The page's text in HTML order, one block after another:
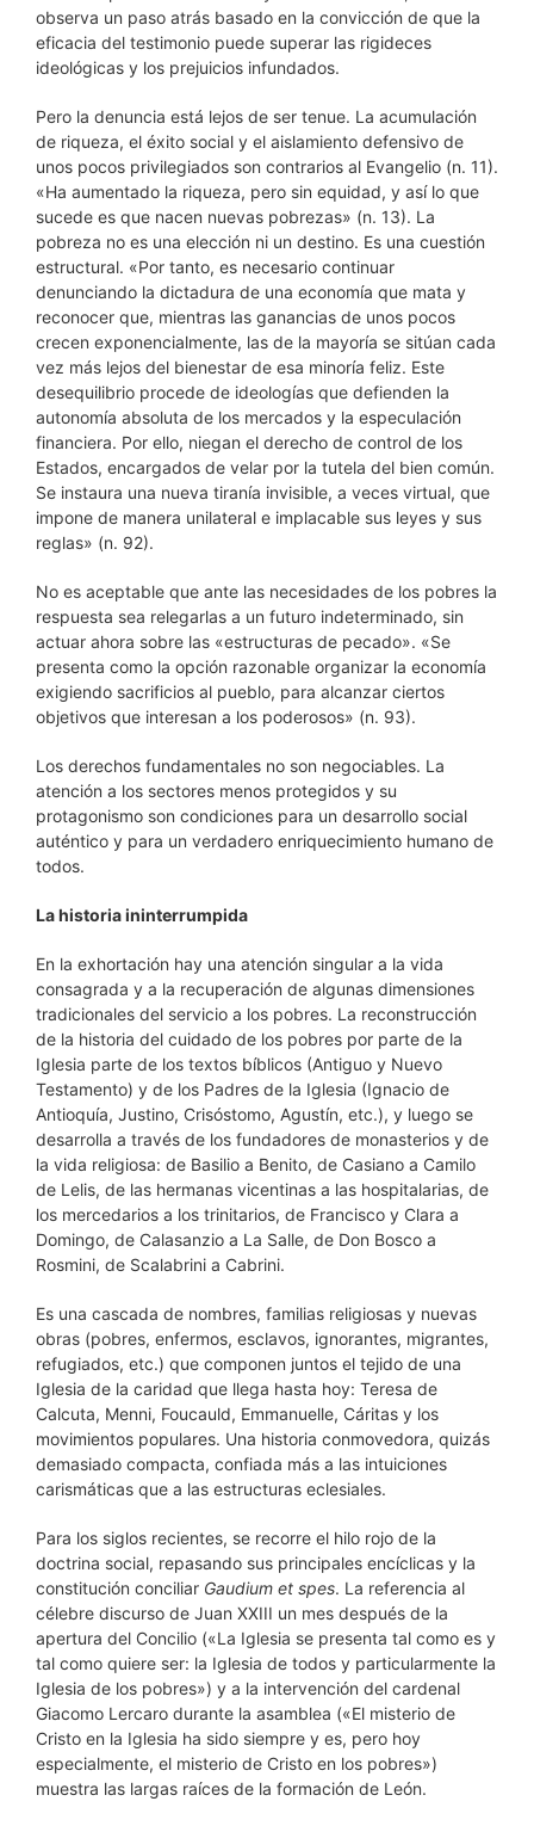
observa un paso atrás basado en la convicción de que la
eficacia del testimonio puede superar las rigideces
ideológicas y los prejuicios infundados.
Pero la denuncia está lejos de ser tenue. La acumulación
de riqueza, el éxito social y el aislamiento defensivo de
unos pocos privilegiados son contrarios al Evangelio (n. 11).
«Ha aumentado la riqueza, pero sin equidad, y así lo que
sucede es que nacen nuevas pobrezas» (n. 13). La
pobreza no es una elección ni un destino. Es una cuestión
estructural. «Por tanto, es necesario continuar
denunciando la dictadura de una economía que mata y
reconocer que, mientras las ganancias de unos pocos
crecen exponencialmente, las de la mayoría se sitúan cada
vez más lejos del bienestar de esa minoría feliz. Este
desequilibrio procede de ideologías que defienden la
autonomía absoluta de los mercados y la especulación
financiera. Por ello, niegan el derecho de control de los
Estados, encargados de velar por la tutela del bien común.
Se instaura una nueva tiranía invisible, a veces virtual, que
impone de manera unilateral e implacable sus leyes y sus
reglas» (n. 92).
No es aceptable que ante las necesidades de los pobres la
respuesta sea relegarlas a un futuro indeterminado, sin
actuar ahora sobre las «estructuras de pecado». «Se
presenta como la opción razonable organizar la economía
exigiendo sacrificios al pueblo, para alcanzar ciertos
objetivos que interesan a los poderosos» (n. 93).
Los derechos fundamentales no son negociables. La
atención a los sectores menos protegidos y su
protagonismo son condiciones para un desarrollo social
auténtico y para un verdadero enriquecimiento humano de
todos.
La historia ininterrumpida
En la exhortación hay una atención singular a la vida
consagrada y a la recuperación de algunas dimensiones
tradicionales del servicio a los pobres. La reconstrucción
de la historia del cuidado de los pobres por parte de la
Iglesia parte de los textos bíblicos (Antiguo y Nuevo
Testamento) y de los Padres de la Iglesia (Ignacio de
Antioquía, Justino, Crisóstomo, Agustín, etc.), y luego se
desarrolla a través de los fundadores de monasterios y de
la vida religiosa: de Basilio a Benito, de Casiano a Camilo
de Lelis, de las hermanas vicentinas a las hospitalarias, de
los mercedarios a los trinitarios, de Francisco y Clara a
Domingo, de Calasanzio a La Salle, de Don Bosco a
Rosmini, de Scalabrini a Cabrini.
Es una cascada de nombres, familias religiosas y nuevas
obras (pobres, enfermos, esclavos, ignorantes, migrantes,
refugiados, etc.) que componen juntos el tejido de una
Iglesia de la caridad que llega hasta hoy: Teresa de
Calcuta, Menni, Foucauld, Emmanuelle, Cáritas y los
movimientos populares. Una historia conmovedora, quizás
demasiado compacta, confiada más a las intuiciones
carismáticas que a las estructuras eclesiales.
Para los siglos recientes, se recorre el hilo rojo de la
doctrina social, repasando sus principales encíclicas y la
constitución conciliar Gaudium et spes. La referencia al
célebre discurso de Juan XXIII un mes después de la
apertura del Concilio («La Iglesia se presenta tal como es y
tal como quiere ser: la Iglesia de todos y particularmente la
Iglesia de los pobres») y a la intervención del cardenal
Giacomo Lercaro durante la asamblea («El misterio de
Cristo en la Iglesia ha sido siempre y es, pero hoy
especialmente, el misterio de Cristo en los pobres»)
muestra las largas raíces de la formación de León.